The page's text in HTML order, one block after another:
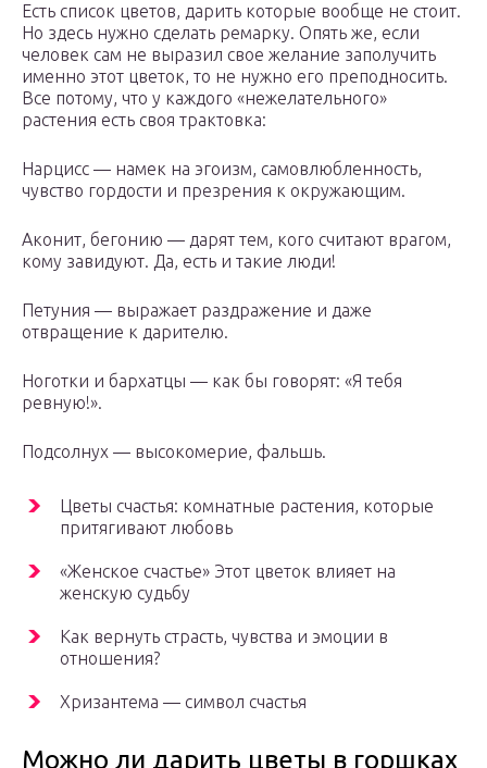
Есть список цветов, дарить которые вообще не стоит.
Но здесь нужно сделать ремарку. Опять же, если
человек сам не выразил свое желание заполучить
именно этот цветок, то не нужно его преподносить.
Все потому, что у каждого «нежелательного»
растения есть своя трактовка:
Нарцисс — намек на эгоизм, самовлюбленность,
чувство гордости и презрения к окружающим.
Аконит, бегонию — дарят тем, кого считают врагом,
кому завидуют. Да, есть и такие люди!
Петуния — выражает раздражение и даже
отвращение к дарителю.
Ноготки и бархатцы — как бы говорят: «Я тебя
ревную!».
Подсолнух — высокомерие, фальшь.
Цветы счастья: комнатные растения, которые
притягивают любовь
«Женское счастье» Этот цветок влияет на
женскую судьбу
Как вернуть страсть, чувства и эмоции в
отношения?
Хризантема — символ счастья
Можно ли дарить цветы в горшках